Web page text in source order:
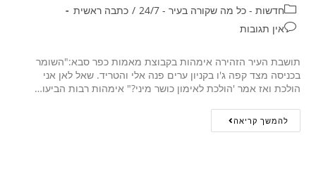
חדשות - כל מה שקורה בעיר - 24/7
/ כתבה ראשית
אין תגובות
תושבת העיר הזהירה אימהות בקבוצת מאמות כפר סבא:"השומר
בכניסה מצד קפה ג'ו בקניון ערים פנה אלי והטריד. שאל לאן אני
הולכת ואז אמר 'הולכת לאימון כושר מיני?" אימהות רבות הביעו…
להמשך קריאה